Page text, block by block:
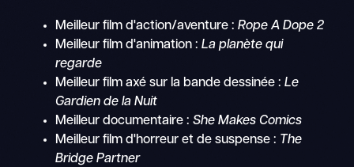
Meilleur film d'action/aventure : Rope A Dope 2
Meilleur film d'animation : La planète qui
regarde
Meilleur film axé sur la bande dessinée : Le
Gardien de la Nuit
Meilleur documentaire : She Makes Comics
Meilleur film d'horreur et de suspense : The
Bridge Partner